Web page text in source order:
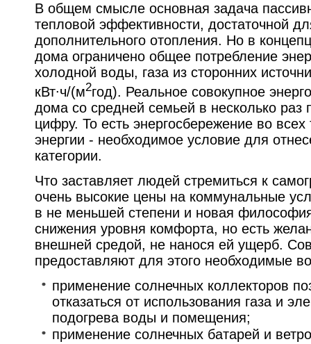
В общем смысле основная задача
тепловой эффективности, достаточной
дополнительного отопления. Но в
дома ограничено общее потребление
холодной воды, газа из сторонних
кВт∙ч/(м2год). Реальное совокупное
дома со средней семьей в несколько раз
цифру. То есть энергосбережение во
энергии - необходимое условие для
категории.
Что заставляет людей стремиться к
очень высокие цены на коммунальные
в не меньшей степени и новая
снижения уровня комфорта, но есть
внешней средой, не нанося ей ущерб.
предоставляют для этого необходимые
применение солнечных коллекторов
отказаться от использования газа и
подогрева воды и помещения;
применение солнечных батарей и